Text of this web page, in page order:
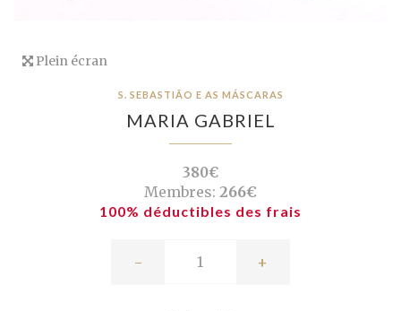
Plein écran
S. SEBASTIÃO E AS MÁSCARAS
MARIA GABRIEL
380€
Membres: 266€
100% déductibles des frais
- +